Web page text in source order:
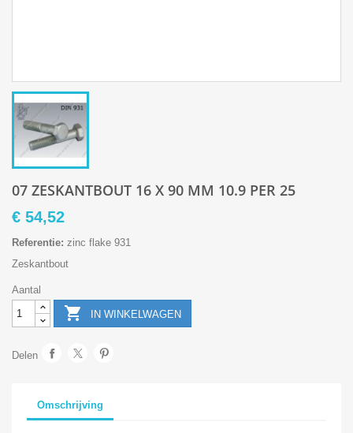
07 ZESKANTBOUT 16 X 90 MM 10.9 PER 25
€ 54,52
Referentie: zinc flake 931
Zeskantbout
Aantal
 IN WINKELWAGEN
Delen
Omschrijving